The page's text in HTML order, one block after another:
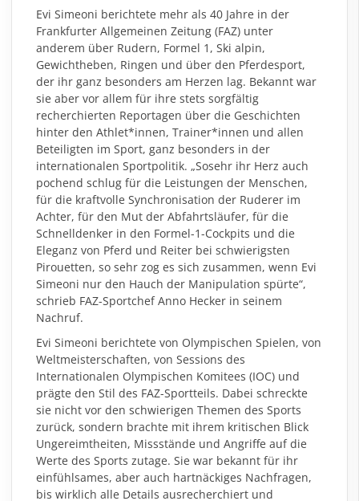
Evi Simeoni berichtete mehr als 40 Jahre in der
Frankfurter Allgemeinen Zeitung (FAZ) unter
anderem über Rudern, Formel 1, Ski alpin,
Gewichtheben, Ringen und über den Pferdesport,
der ihr ganz besonders am Herzen lag. Bekannt war
sie aber vor allem für ihre stets sorgfältig
recherchierten Reportagen über die Geschichten
hinter den Athlet*innen, Trainer*innen und allen
Beteiligten im Sport, ganz besonders in der
internationalen Sportpolitik. „Sosehr ihr Herz auch
pochend schlug für die Leistungen der Menschen,
für die kraftvolle Synchronisation der Ruderer im
Achter, für den Mut der Abfahrtsläufer, für die
Schnelldenker in den Formel-1-Cockpits und die
Eleganz von Pferd und Reiter bei schwierigsten
Pirouetten, so sehr zog es sich zusammen, wenn Evi
Simeoni nur den Hauch der Manipulation spürte“,
schrieb FAZ-Sportchef Anno Hecker in seinem
Nachruf.
Evi Simeoni berichtete von Olympischen Spielen, von
Weltmeisterschaften, von Sessions des
Internationalen Olympischen Komitees (IOC) und
prägte den Stil des FAZ-Sportteils. Dabei schreckte
sie nicht vor den schwierigen Themen des Sports
zurück, sondern brachte mit ihrem kritischen Blick
Ungereimtheiten, Missstände und Angriffe auf die
Werte des Sports zutage. Sie war bekannt für ihr
einfühlsames, aber auch hartnäckiges Nachfragen,
bis wirklich alle Details ausrecherchiert und